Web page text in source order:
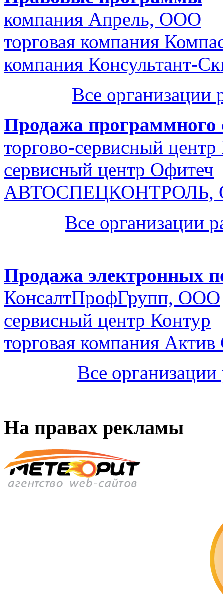
компания Апрель, ООО
торговая компания
компания Консультант-
Все организации
Продажа программного
торгово-сервисный
сервисный центр Офитеч
АВТОСПЕЦКОНТРОЛЬ,
Все организации
Продажа электронных
КонсалтПрофГрупп, ООО
сервисный центр Контур
торговая компания
Все
На правах рекламы